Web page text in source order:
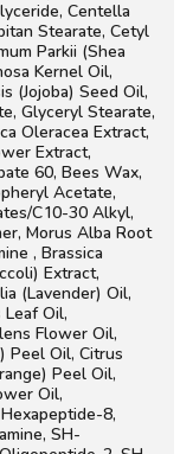
Centella
Stearate, Cetyl
Parkii (Shea
Kernel Oil,
(Jojoba) Seed Oil,
Glyceryl Stearate,
Oleracea Extract,
Extract,
60, Bees Wax,
Acetate,
C10-30 Alkyl,
Morus Alba Root
, Brassica
Extract,
(Lavender) Oil,
Oil,
Flower Oil,
Peel Oil, Citrus
Peel Oil,
Oil,
8,
SH-